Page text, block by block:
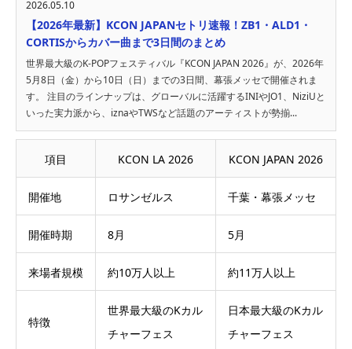
2026.05.10
【2026年最新】KCON JAPANセトリ速報！ZB1・ALD1・
CORTISからカバー曲まで3日間のまとめ
世界最大級のK-POPフェスティバル『KCON JAPAN 2026』が、2026年
5月8日（金）から10日（日）までの3日間、幕張メッセで開催されま
す。 注目のラインナップは、グローバルに活躍するINIやJO1、NiziUと
いった実力派から、iznaやTWSなど話題のアーティストが勢揃...
項目 KCON LA 2026 KCON JAPAN 2026
開催地 ロサンゼルス 千葉・幕張メッセ
開催時期 8月 5月
来場者規模 約10万人以上 約11万人以上
特徴
世界最大級のKカル
チャーフェス
日本最大級のKカル
チャーフェス